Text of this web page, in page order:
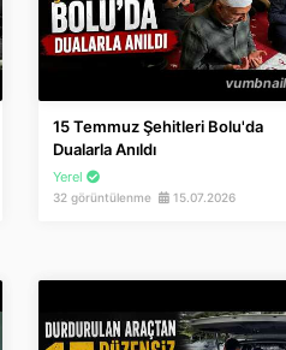
15 Temmuz Şehitleri Bolu'da
Dualarla Anıldı
Yerel
32 görüntülenme 15.07.2026